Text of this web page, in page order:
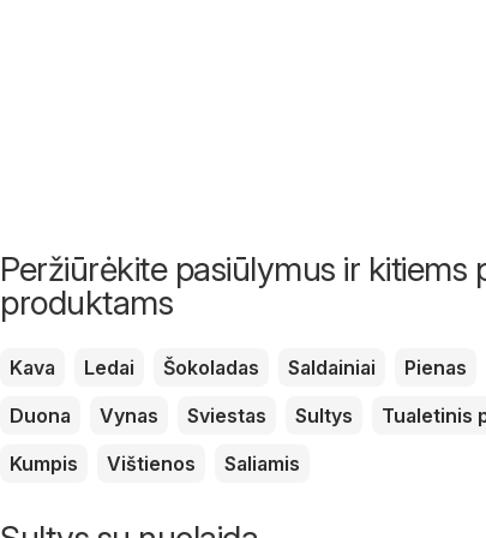
Peržiūrėkite pasiūlymus ir kitiems
produktams
Kava Ledai Šokoladas Saldainiai Pienas
Duona
Vynas Sviestas Sultys Tualetinis
Kumpis
Vištienos Saliamis